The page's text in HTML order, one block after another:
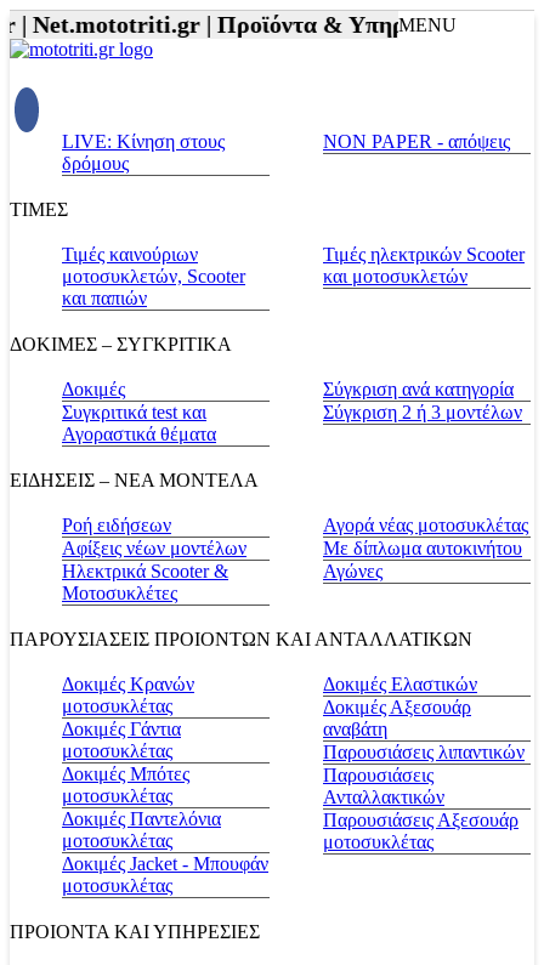
| Net.mototriti.gr | Προϊόντα & Υπηρεσίες |
MENU
LIVE: Κίνηση στους
δρόμους
NON PAPER - απόψεις
ΤΙΜΕΣ
Τιμές καινούριων
μοτοσυκλετών, Scooter
και παπιών
Τιμές ηλεκτρικών Scooter
και μοτοσυκλετών
ΔΟΚΙΜΕΣ – ΣΥΓΚΡΙΤΙΚΑ
Δοκιμές
Συγκριτικά test και
Αγοραστικά θέματα
Σύγκριση ανά κατηγορία
Σύγκριση 2 ή 3 μοντέλων
ΕΙΔΗΣΕΙΣ – ΝΕΑ ΜΟΝΤΕΛΑ
Ροή ειδήσεων
Αφίξεις νέων μοντέλων
Ηλεκτρικά Scooter &
Μοτοσυκλέτες
Αγορά νέας μοτοσυκλέτας
Με δίπλωμα αυτοκινήτου
Αγώνες
ΠΑΡΟΥΣΙΑΣΕΙΣ ΠΡΟΙΟΝΤΩΝ ΚΑΙ ΑΝΤΑΛΛΑΤΙΚΩΝ
Δοκιμές Κρανών
μοτοσυκλέτας
Δοκιμές Γάντια
μοτοσυκλέτας
Δοκιμές Μπότες
μοτοσυκλέτας
Δοκιμές Παντελόνια
μοτοσυκλέτας
Δοκιμές Jacket - Μπουφάν
μοτοσυκλέτας
Δοκιμές Ελαστικών
Δοκιμές Αξεσουάρ
αναβάτη
Παρουσιάσεις λιπαντικών
Παρουσιάσεις
Ανταλλακτικών
Παρουσιάσεις Αξεσουάρ
μοτοσυκλέτας
ΠΡΟΙΟΝΤΑ ΚΑΙ ΥΠΗΡΕΣΙΕΣ